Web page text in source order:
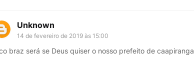
Unknown
14 de fevereiro de 2019 às 15:00
braz será se Deus quiser o nosso prefeito de caapiranga